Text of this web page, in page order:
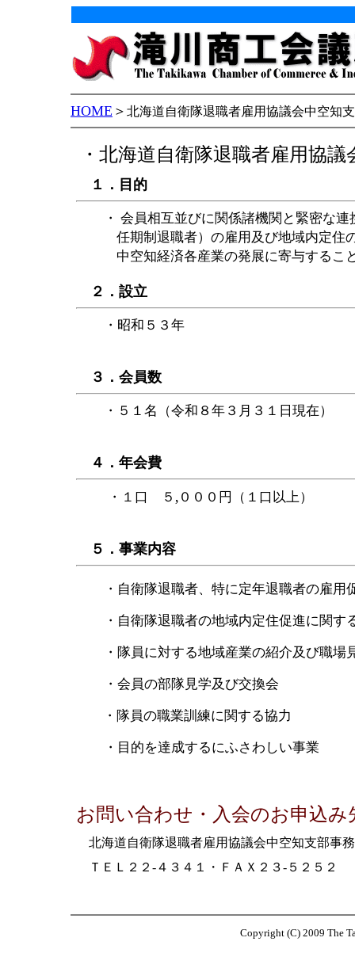
HOME ＞ 北海道自衛隊退職者雇用協議会中空知
・北海道自衛隊退職者雇用協議
１．目的
・ 会員相互並びに関係諸機関と緊密な
任期制退職者）の雇用及び地域内定住の
中空知経済各産業の発展に寄与するこ
２．設立
・昭和５３年
３．会員数
・５１名（令和８年３月３１日現在）
４．年会費
・１口 ５ , ０００円（１口以上）
５．事業内容
・自衛隊退職者、特に定年退職者の雇用
・自衛隊退職者の地域内定住促進に関す
・隊員に対する地域産業の紹介及び職場
・会員の部隊見学及び交換会
・隊員の職業訓練に関する協力
・目的を達成するにふさわしい事業
お問い合わせ・入会のお申込み
北海道自衛隊退職者雇用協議会中空知支部
ＴＥＬ２２-４３４１・ＦＡＸ２３-５２５２
Copyright (C) 2009 The